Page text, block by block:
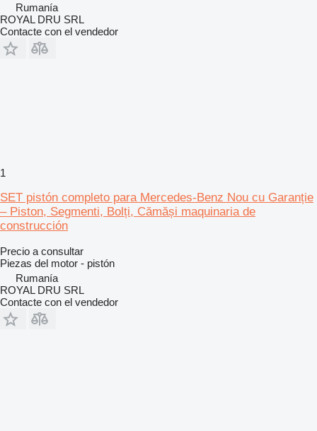
Rumanía
ROYAL DRU SRL
Contacte con el vendedor
1
SET pistón completo para Mercedes-Benz Nou cu Garanție
– Piston, Segmenti, Bolți, Cămăși maquinaria de
construcción
Precio a consultar
Piezas del motor - pistón
Rumanía
ROYAL DRU SRL
Contacte con el vendedor